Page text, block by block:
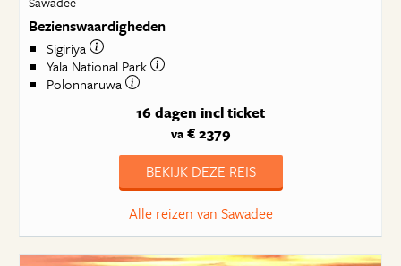
Bezienswaardigheden
Sigiriya
Yala National Park
Polonnaruwa
16 dagen incl ticket
va€ 2379
BEKIJK DEZE REIS
Alle reizen van Sawadee